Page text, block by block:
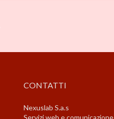
CONTATTI
Nexuslab S.a.s